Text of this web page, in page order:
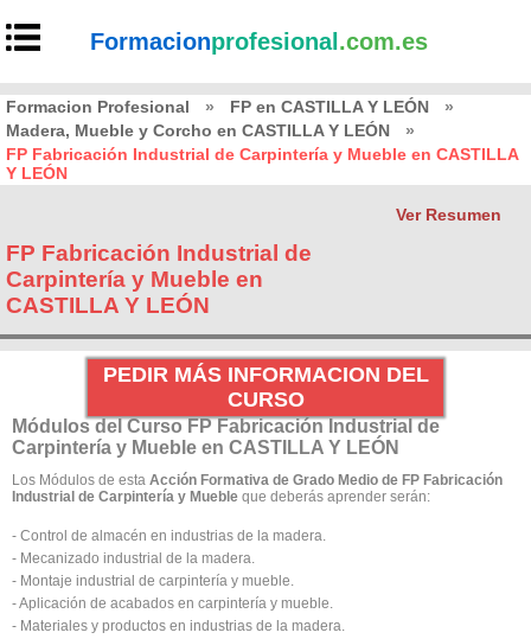
Formacionprofesional .com.es
Formacion Profesional » FP en CASTILLA Y LEÓN
»
Madera, Mueble y Corcho en CASTILLA Y LEÓN
»
FP Fabricación Industrial de Carpintería y Mueble en CASTILLA
Y LEÓN
Ver Resumen
FP Fabricación Industrial de
Carpintería y Mueble en
CASTILLA Y LEÓN
PEDIR MÁS INFORMACION DEL
CURSO
Módulos del Curso FP Fabricación Industrial de
Carpintería y Mueble en CASTILLA Y LEÓN
Los Módulos de esta Acción Formativa de Grado Medio de FP Fabricación
Industrial de Carpintería y Mueble que deberás aprender serán:
- Control de almacén en industrias de la madera.
- Mecanizado industrial de la madera.
- Montaje industrial de carpintería y mueble.
- Aplicación de acabados en carpintería y mueble.
- Materiales y productos en industrias de la madera.